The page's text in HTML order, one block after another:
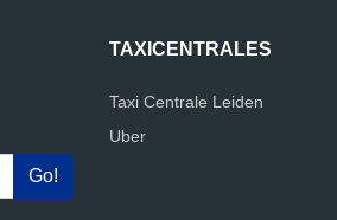
TAXICENTRALES
Taxi Centrale Leiden
Uber